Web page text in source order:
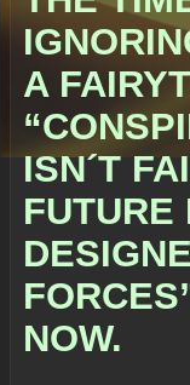
A
ISN´T
FUTURE
NOW.